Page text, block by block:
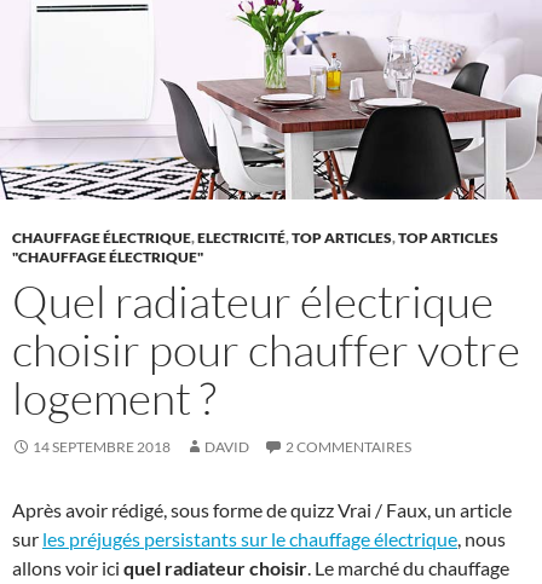
CHAUFFAGE ÉLECTRIQUE,ELECTRICITÉ,TOP ARTICLES,TOP ARTICLES
"CHAUFFAGE ÉLECTRIQUE"
Quel radiateur électrique
choisir pour chauffer votre
logement ?
14 SEPTEMBRE 2018 DAVID 2 COMMENTAIRES
Après avoir rédigé, sous forme de quizz Vrai / Faux, un article
sur les préjugés persistants sur le chauffage électrique, nous
allons voir ici quel radiateur choisir. Le marché du chauffage